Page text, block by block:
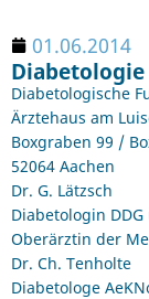
01.06.2014
Diabetologie
Diabetologische
Ärztehaus am
Boxgraben 99 /
52064 Aachen
Dr. G. Lätzsch
Diabetologin
Oberärztin der
Dr. Ch. Tenholte
Diabetologe